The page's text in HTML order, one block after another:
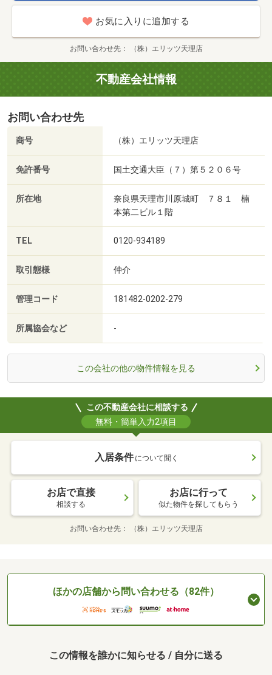
お気に入りに追加する
お問い合わせ先 （株）エリッツ天理店
不動産会社情報
お問い合わせ先
商号 （株）エリッツ天理店
免許番号 国土交通大臣（７）第５２０６号
所在地
奈良県天理市川原城町 ７８１ 楠
本第二ビル１階
TEL 0120-934189
取引態様 仲介
管理コード 181482-0202-279
所属協会など -
この会社の他の物件情報を見る
この不動産会社に相談する
無料・簡単入力2項目
入居条件 について聞く
お店で直接
相談する
お店に行って
似た物件を探してもらう
お問い合わせ先 （株）エリッツ天理店
ほかの店舗から問い合わせる（82件）
この情報を誰かに知らせる / 自分に送る